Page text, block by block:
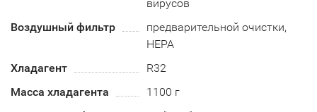
вирусов
Воздушный фильтр
предварительной очистки,
HEPA
Хладагент
R32
Масса хладагента
1100 г